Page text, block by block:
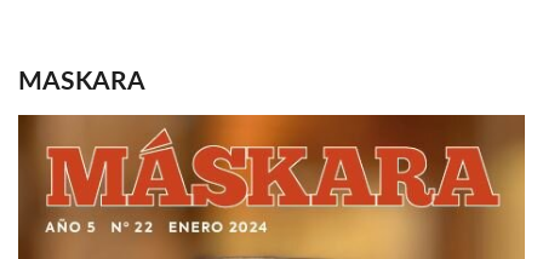
MASKARA